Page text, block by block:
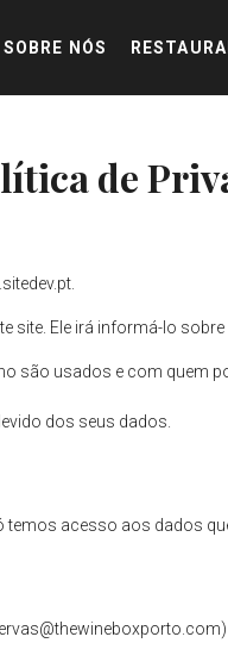
SOBRE NÓS
de
site. Ele irá informá-lo sobre
são usados e com quem
dos seus dados.
acesso aos dados